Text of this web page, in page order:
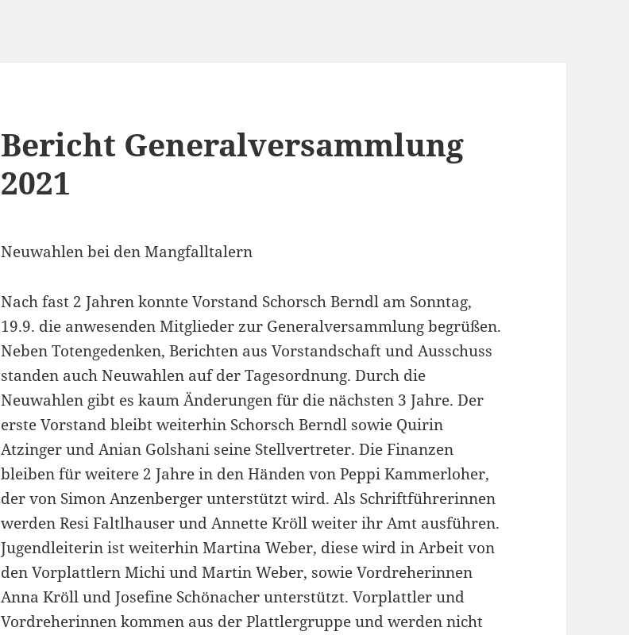
Bericht Generalversammlung
2021
Neuwahlen bei den Mangfalltalern
Nach fast 2 Jahren konnte Vorstand Schorsch Berndl am Sonntag,
19.9. die anwesenden Mitglieder zur Generalversammlung begrüßen.
Neben Totengedenken, Berichten aus Vorstandschaft und Ausschuss
standen auch Neuwahlen auf der Tagesordnung. Durch die
Neuwahlen gibt es kaum Änderungen für die nächsten 3 Jahre. Der
erste Vorstand bleibt weiterhin Schorsch Berndl sowie Quirin
Atzinger und Anian Golshani seine Stellvertreter. Die Finanzen
bleiben für weitere 2 Jahre in den Händen von Peppi Kammerloher,
der von Simon Anzenberger unterstützt wird. Als Schriftführerinnen
werden Resi Faltlhauser und Annette Kröll weiter ihr Amt ausführen.
Jugendleiterin ist weiterhin Martina Weber, diese wird in Arbeit von
den Vorplattlern Michi und Martin Weber, sowie Vordreherinnen
Anna Kröll und Josefine Schönacher unterstützt. Vorplattler und
Vordreherinnen kommen aus der Plattlergruppe und werden nicht